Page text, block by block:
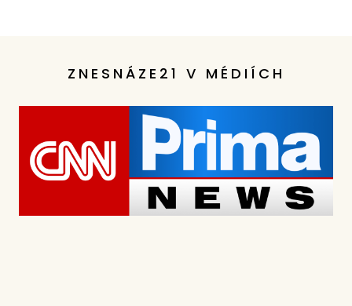
ZNESNÁZE21 V MÉDIÍCH